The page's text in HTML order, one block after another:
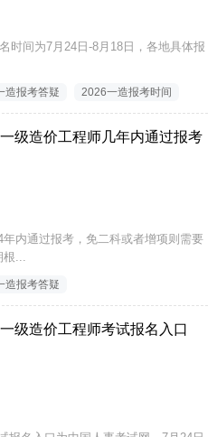
时间为7月24日-8月18日，各地具体报
造报考答疑 2026一造报考时间
级造价工程师几年内通过报考
内通过报考，免二科或者增项则需要
根...
造报考答疑
级造价工程师考试报名入口